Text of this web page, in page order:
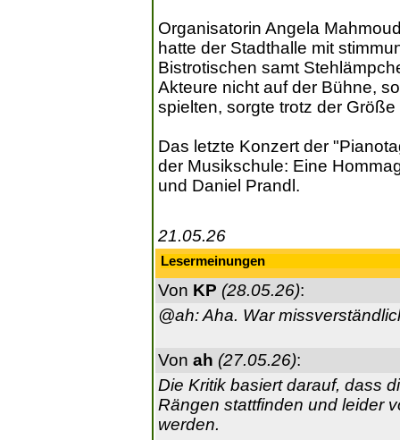
Organisatorin Angela
hatte der Stadthalle mit
Bistrotischen samt
Akteure nicht auf der Bühne,
spielten, sorgte trotz der
Das letzte Konzert der
der Musikschule: Eine
und Daniel Prandl.
21.05.26
Lesermeinungen
Von KP (28.05.26):
@ah: Aha. War
Von ah (27.05.26):
Die Kritik basiert darauf, dass
Rängen stattfinden und leider
werden.